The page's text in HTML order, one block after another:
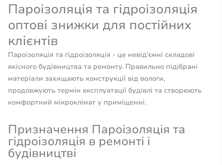
Пароізоляція та гідроізоляція
оптові знижки для постійних
клієнтів
Пароізоляція та гідроізоляція - це невід'ємні складові
якісного будівництва та ремонту. Правильно підібрані
матеріали захищають конструкції від вологи,
продовжують термін експлуатації будівлі та створюють
комфортний мікроклімат у приміщенні.
Призначення Пароізоляція та
гідроізоляція в ремонті і
будівництві